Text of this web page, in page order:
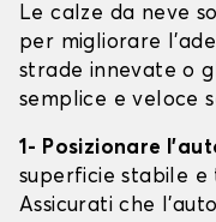
Le calze da neve
per migliorare
strade innevate o
semplice e veloce
1- Posizionare
superficie stabile
Assicurati che